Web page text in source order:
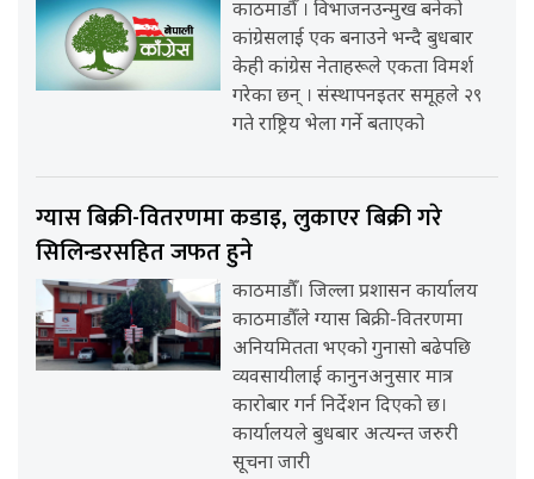
काठमाडौँ । विभाजनउन्मुख बनेको
कांग्रेसलाई एक बनाउने भन्दै बुधबार
केही कांग्रेस नेताहरूले एकता विमर्श
गरेका छन् । संस्थापनइतर समूहले २९
गते राष्ट्रिय भेला गर्ने बताएको
ग्यास बिक्री-वितरणमा कडाइ, लुकाएर बिक्री गरे
सिलिन्डरसहित जफत हुने
काठमाडौँ। जिल्ला प्रशासन कार्यालय
काठमाडौँले ग्यास बिक्री-वितरणमा
अनियमितता भएको गुनासो बढेपछि
व्यवसायीलाई कानुनअनुसार मात्र
कारोबार गर्न निर्देशन दिएको छ।
कार्यालयले बुधबार अत्यन्त जरुरी
सूचना जारी